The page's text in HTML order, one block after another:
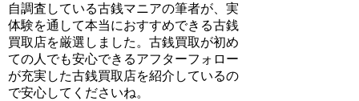
自調査 している古銭マニアの筆者が、実
体験を通して本当におすすめできる古銭
買取店を厳選しました。古銭買取が初め
ての人でも安心できるアフターフォロー
が充実した古銭買取店を紹介しているの
で安心してくださいね。